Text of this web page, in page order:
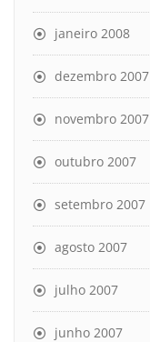
janeiro 2008
dezembro 2007
novembro 2007
outubro 2007
setembro 2007
agosto 2007
julho 2007
junho 2007